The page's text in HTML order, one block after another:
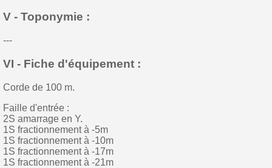
V - Toponymie :
---
VI - Fiche d'équipement :
Corde de 100 m.
Faille d'entrée :
2S amarrage en Y.
1S fractionnement à -5m
1S fractionnement à -10m
1S fractionnement à -17m
1S fractionnement à -21m